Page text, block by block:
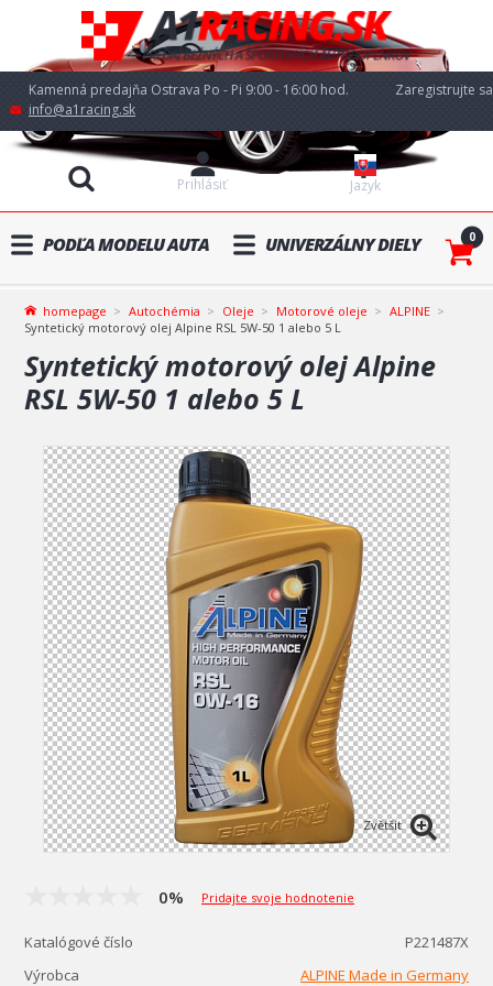
Kamenná predajňa Ostrava Po - Pi 9:00 - 16:00 hod.
info@a1racing.sk
Jazyk
Prihlásiť
Zaregistrujte sa
PODĽA MODELU AUTA UNIVERZÁLNY DIELY 0
homepage Autochémia Oleje Motorové oleje
ALPINE
Syntetický motorový olej Alpine RSL 5W-50 1 alebo 5 L
Syntetický motorový olej Alpine
RSL 5W-50 1 alebo 5 L
Zvětšit
0% Pridajte svoje hodnotenie
Katalógové číslo
P221487X
Výrobca
ALPINE Made in Germany